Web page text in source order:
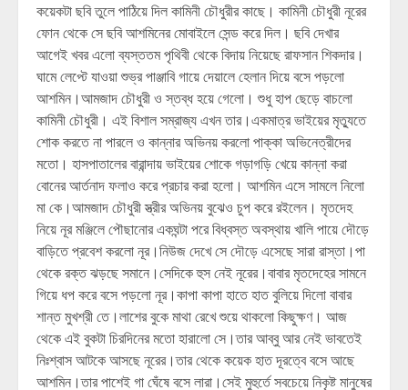
কয়েকটা ছবি তুলে পাঠিয়ে দিল কামিনী চৌধুরীর কাছে। কামিনী চৌধুরী নূরের
ফোন থেকে সে ছবি আশমিনের মোবাইলে সেন্ড করে দিল। ছবি দেখার
আগেই খবর এলো ব্যস্ততম পৃথিবী থেকে বিদায় নিয়েছে রাফসান শিকদার।
ঘামে লেপ্টে যাওয়া শুভ্র পাঞ্জাবি গায়ে দেয়ালে হেলান দিয়ে বসে পড়লো
আশমিন।আমজাদ চৌধুরী ও স্তব্ধ হয়ে গেলো। শুধু হাপ ছেড়ে বাচলো
কামিনী চৌধুরী। এই বিশাল সম্রাজ্য এখন তার।একমাত্র ভাইয়ের মৃত্যুতে
শোক করতে না পারলে ও কান্নার অভিনয় করলো পাক্কা অভিনেত্রীদের
মতো। হাসপাতালের বারান্দায় ভাইয়ের শোকে গড়াগড়ি খেয়ে কান্না করা
বোনের আর্তনাদ ফলাও করে প্রচার করা হলো। আশমিন এসে সামলে নিলো
মা কে।আমজাদ চৌধুরী স্ত্রীর অভিনয় বুঝেও চুপ করে রইলেন। মৃতদেহ
নিয়ে নূর মঞ্জিলে পৌছানোর একঘন্টা পরে বিধ্বস্ত অবস্থায় খালি পায়ে দৌড়ে
বাড়িতে প্রবেশ করলো নূর।নিউজ দেখে সে দৌড়ে এসেছে সারা রাস্তা।পা
থেকে রক্ত ঝড়ছে সমানে।সেদিকে হুস নেই নূরের।বাবার মৃতদেহের সামনে
গিয়ে ধপ করে বসে পড়লো নূর।কাপা কাপা হাতে হাত বুলিয়ে দিলো বাবার
শান্ত মুখশ্রী তে।লাশের বুকে মাথা রেখে শুয়ে থাকলো কিছুক্ষণ। আজ
থেকে এই বুকটা চিরদিনের মতো হারালো সে।তার আব্বু আর নেই ভাবতেই
নিঃশ্বাস আটকে আসছে নূরের।তার থেকে কয়েক হাত দূরত্বে বসে আছে
আশমিন।তার পাশেই গা ঘেঁষে বসে লারা।সেই মুহুর্তে সবচেয়ে নিকৃষ্ট মানুষের